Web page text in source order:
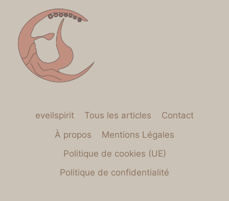
eveilspirit Tous les articles
Contact
À propos
Mentions Légales
Politique de cookies (UE)
Politique de confidentialité